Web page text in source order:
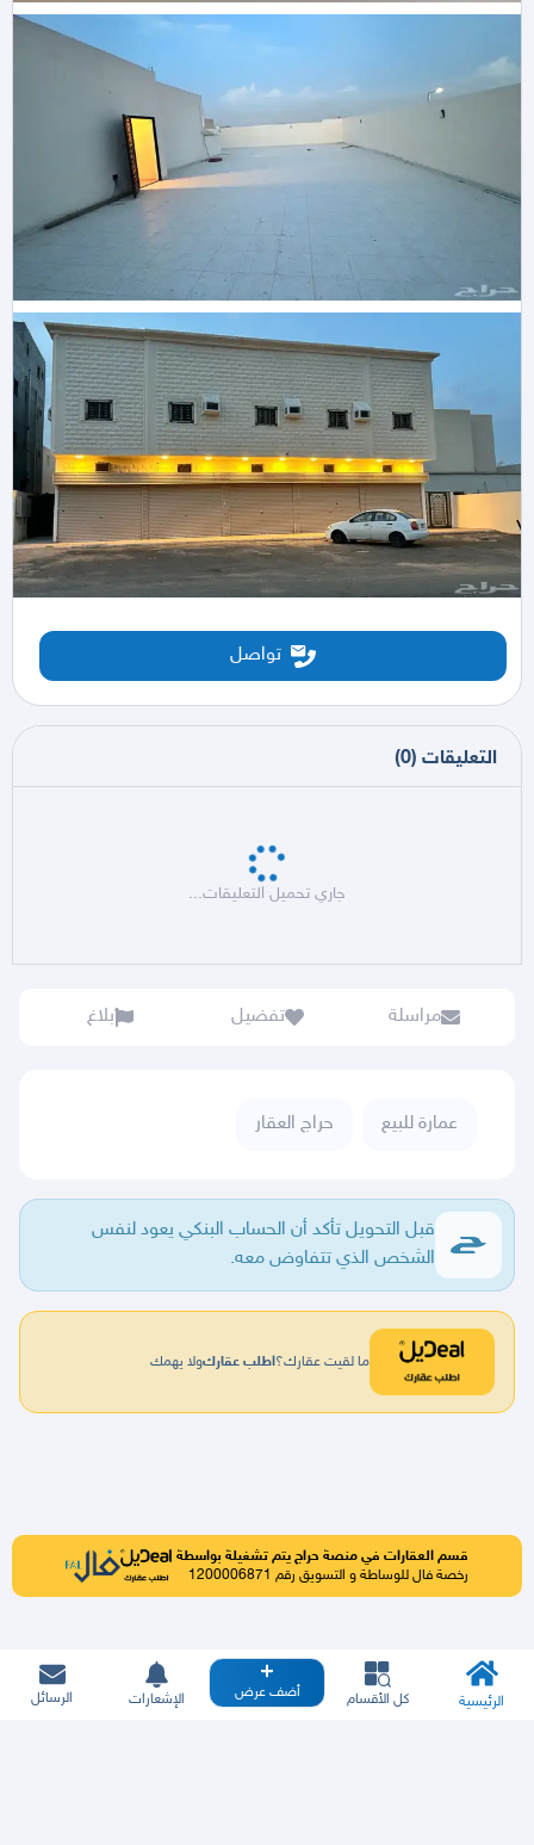
تواصل
التعليقات (
0
)
جاري تحميل التعليقات...
مراسلة تفضيل بلاغ
عمارة للبيع حراج العقار
قبل التحويل تأكد أن الحساب البنكي يعود لنفس
الشخص الذي تتفاوض معه.
ما لقيت عقارك؟اطلب عقاركولا يهمك
قسم العقارات في منصة حراج يتم تشغيلة بواسطة
رخصة فال للوساطة و التسويق رقم 1200006871
الرئيسية كل الأقسام أضف عرض الإشعارات الرسائل